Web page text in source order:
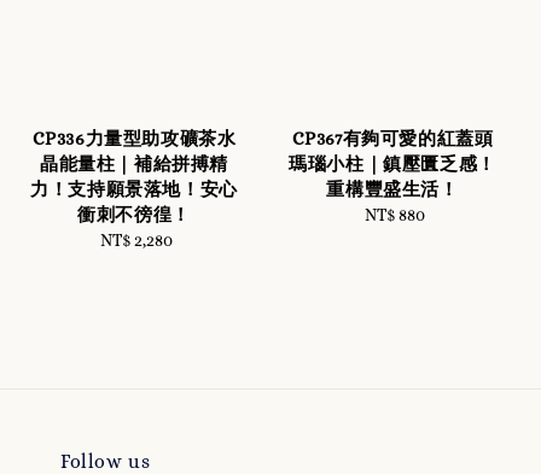
CP336力量型助攻礦茶水
晶能量柱｜補給拼搏精
力！支持願景落地！安心
衝刺不徬徨！
Regular
NT$ 2,280
CP367有夠可愛的紅蓋頭
瑪瑙小柱｜鎮壓匱乏感！
重構豐盛生活！
Regular
NT$ 880
Follow us